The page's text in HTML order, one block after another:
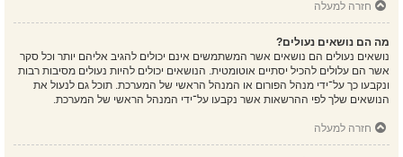
חזרה למעלה
מה הם נושאים נעולים?
נושאים נעולים הם נושאים אשר המשתמשים אינם יכולים להגיב אליהם יותר וכל סקר
אשר הם עלולים להכיל יסתיים אוטומטית. הנושאים יכולים להיות נעולים מסיבות רבות
ונקבעו כך על־ידי מנהל הפורום או המנהל הראשי של המערכת. תוכל גם לנעול את
הנושאים שלך לפי ההרשאות אשר נקבעו על־ידי המנהל הראשי של המערכת.
חזרה למעלה